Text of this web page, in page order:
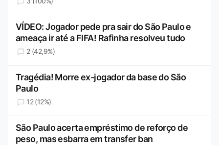
VÍDEO: Jogador pede pra sair do São Paulo e
ameaça ir até a FIFA! Rafinha resolveu tudo
2 (42,9%)
Tragédia! Morre ex-jogador da base do São
Paulo
12 (12%)
São Paulo acerta empréstimo de reforço de
peso, mas esbarra em transfer ban